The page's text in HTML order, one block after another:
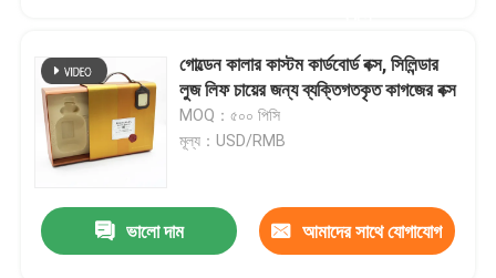
পণ্য
ভিডিও
আমাদের সম্পর্কে
গোল্ডেন কালার কাস্টম কার্ডবোর্ড বক্স, সিলিন্ডার
লুজ লিফ চায়ের জন্য ব্যক্তিগতকৃত কাগজের বক্স
MOQ：৫০০ পিসি
মূল্য：USD/RMB
ভালো দাম আমাদের সাথে যোগাযোগ